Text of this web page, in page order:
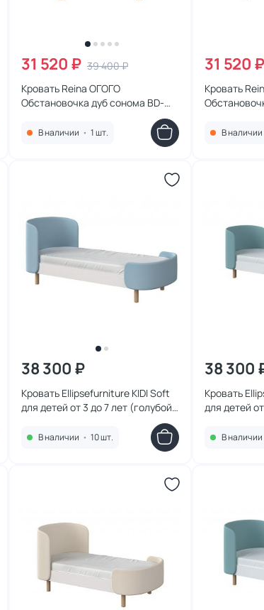
31 520 ₽ 39 400 ₽
Кровать Reina ОГОГО
Обстановочка дуб сонома BD-
В наличии • 1 шт.
31 520 ₽
Кровать
В наличии
38 300 ₽
Кровать Ellipsefurniture KIDI Soft
для детей от 3 до 7 лет (голубой)
В наличии • 10 шт.
38 300
Кровать
для детей
В наличии